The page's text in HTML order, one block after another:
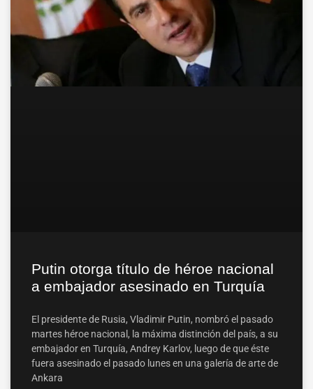
Putin otorga título de héroe nacional
a embajador asesinado en Turquía
El presidente de Rusia, Vladimir Putin, nombró el pasado
martes héroe nacional, la máxima distinción del país, a su
embajador en Turquía, Andrey Karlov, luego de que éste
fuera asesinado el pasado lunes en una galería de arte de
Ankara